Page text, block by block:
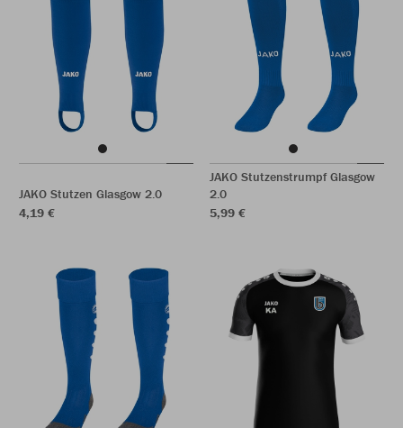
JAKO Stutzen Glasgow 2.0
4,19 €
JAKO Stutzenstrumpf Glasgow
2.0
5,99 €